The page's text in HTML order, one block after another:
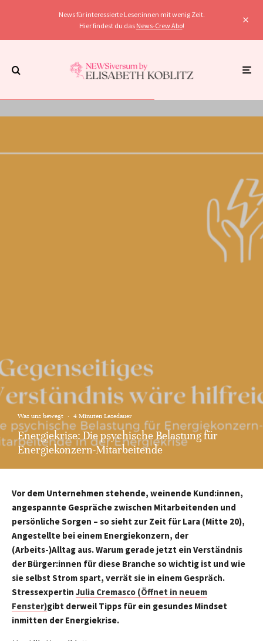
News für interessierte Leser:innen mit wenig Zeit.
Hier findest du das News-Crew Abo!
Was uns bewegt · 4 Minuten Lesedauer
Energiekrise: Die psychische Belastung für
Energiekonzern-Mitarbeitende
Vor dem Unternehmen stehende, weinende Kund:innen,
angespannte Gespräche zwischen Mitarbeitenden und
persönliche Sorgen – so sieht zur Zeit für Lara (Mitte 20),
Angestellte bei einem Energiekonzern, der
(Arbeits-)Alltag aus. Warum gerade jetzt ein Verständnis
der Bürger:innen für diese Branche so wichtig ist und wie
sie selbst Strom spart, verrät sie in einem Gespräch.
Stressexpertin Julia Cremasco (Öffnet in neuem
Fenster)gibt derweil Tipps für ein gesundes Mindset
inmitten der Energiekrise.